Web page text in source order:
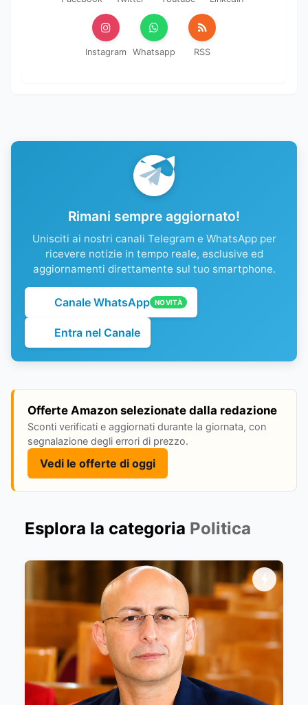
Instagram Whatsapp RSS
Rimani sempre aggiornato!
Unisciti ai nostri canali Telegram e WhatsApp per
ricevere notizie in tempo reale, esclusive ed
aggiornamenti direttamente sul tuo smartphone.
Canale WhatsApp NOVITÀ
Entra nel Canale
Offerte Amazon selezionate dalla redazione
Sconti verificati e aggiornati durante la giornata, con
segnalazione degli errori di prezzo.
Vedi le offerte di oggi
Esplora la categoria Politica